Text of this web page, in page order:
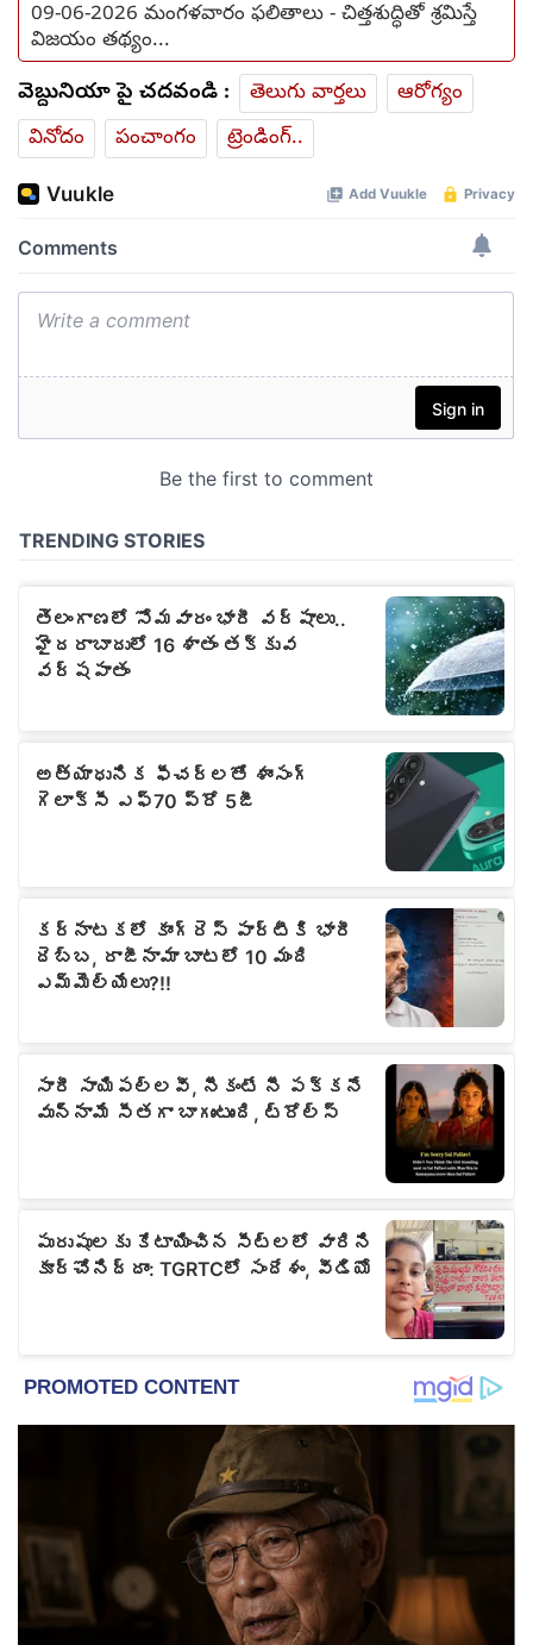
09-06-2026 మంగళవారం ఫలితాలు - చిత్తశుద్ధితో శ్రమిస్తే
విజయం తథ్యం...
వెబ్దునియా పై చదవండి : తెలుగు వార్తలు
ఆరోగ్యం
వినోదం
పంచాంగం ట్రెండింగ్..